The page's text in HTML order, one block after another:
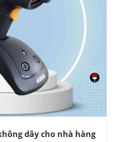
dây cho nhà hàng